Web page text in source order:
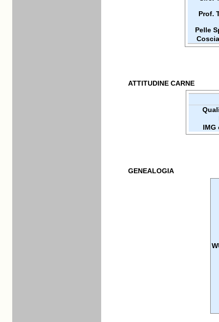
Prof.
Pelle
ATTITUDINE CARNE
IMG
GENEALOGIA